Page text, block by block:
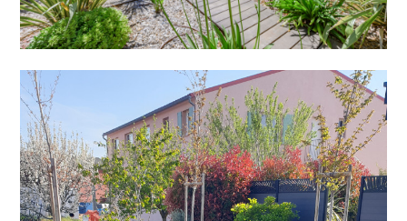
SIGMAP JARDIN